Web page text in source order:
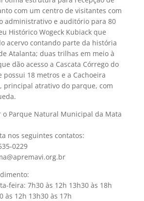
com um centro de visitantes com
administrativo e auditório para 80
Histórico Wogeck Kubiack que
acervo contando parte da história
Atalanta; duas trilhas em meio à
dão acesso a Cascata Córrego do
possui 18 metros e a Cachoeira
principal atrativo do parque, com
o Parque Natural Municipal da Mata
nos seguintes contatos:
0229
feira: 7h30 às 12h 13h30 às 18h
às 12h 13h30 às 17h